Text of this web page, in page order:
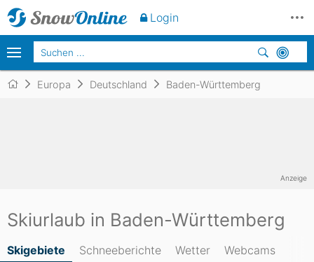
Europa Deutschland Baden-Württemberg
Skiurlaub in Baden-Württemberg
Skigebiete Schneeberichte Wetter Webcams
Anzeige
Login